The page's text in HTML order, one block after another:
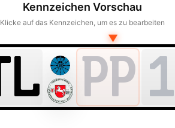
Kennzeichen Vorschau
Klicke auf das Kennzeichen, um es zu bearbeiten
▼
PP